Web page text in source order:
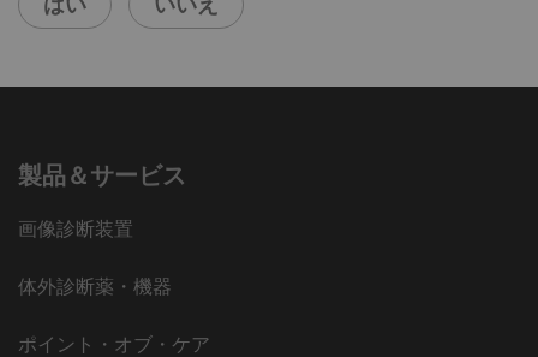
製品＆サービス
画像診断装置
体外診断薬・機器
ポイント・オブ・ケア